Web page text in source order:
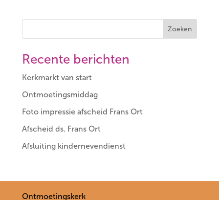
Zoeken
Recente berichten
Kerkmarkt van start
Ontmoetingsmiddag
Foto impressie afscheid Frans Ort
Afscheid ds. Frans Ort
Afsluiting kindernevendienst
Ontmoetingskerk